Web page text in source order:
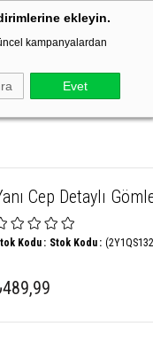
ekleyin.
kampanyalardan
Evet
Cep Detaylı
Kodu Stok Kodu